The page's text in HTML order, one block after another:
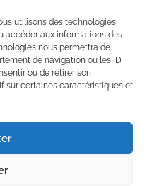
utilisons des technologies
accéder aux informations des
nous permettra de
de navigation ou les ID
ou de retirer son
sur certaines caractéristiques et